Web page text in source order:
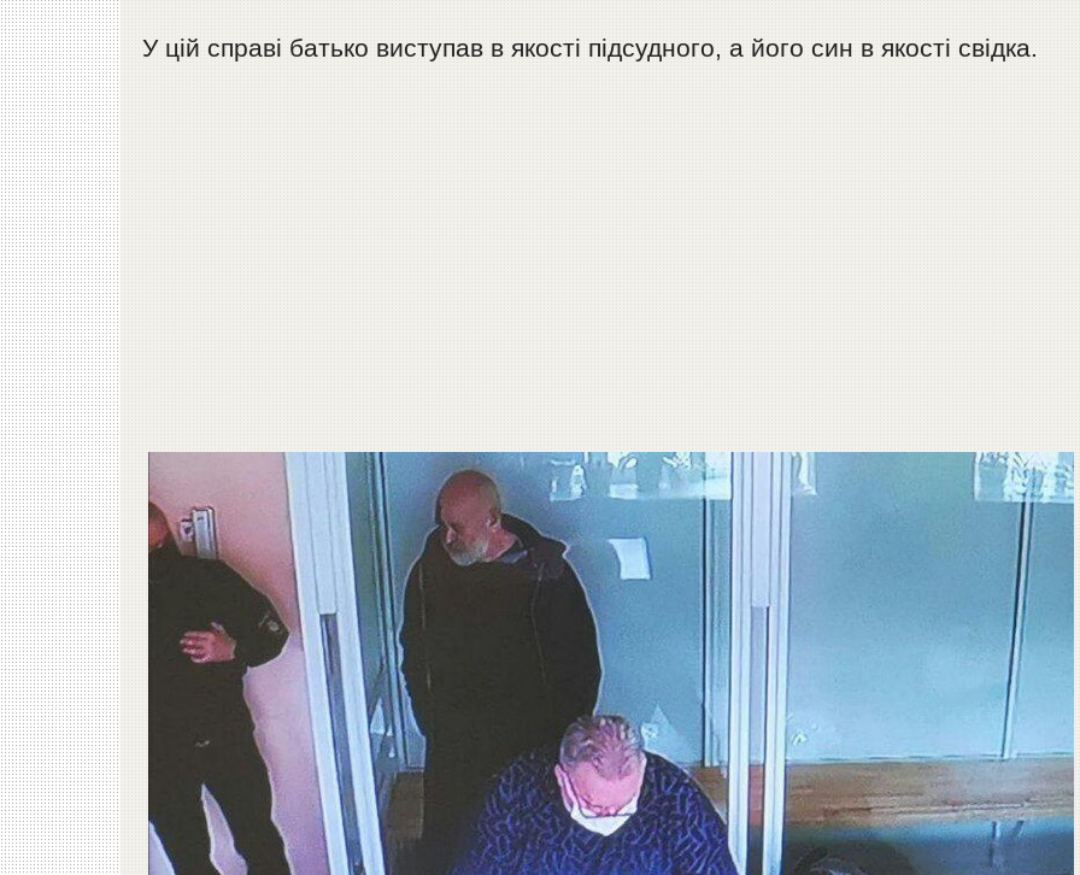
У цій справі батько виступав в якості підсудного, а його син в якості свідка.